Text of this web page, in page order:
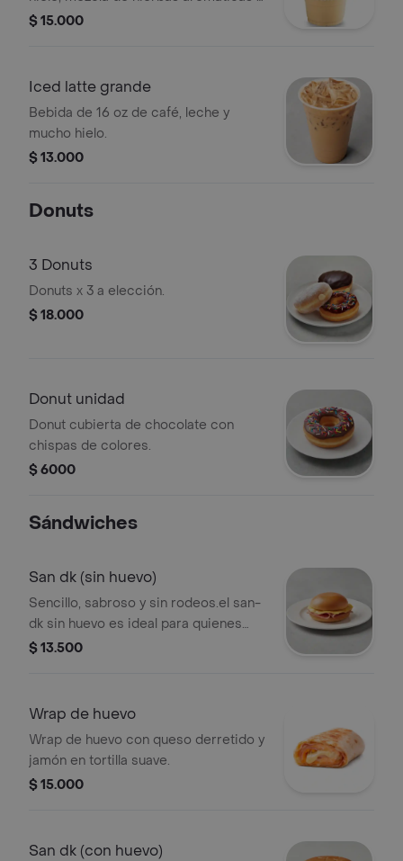
especias.
$ 15.000
Iced latte grande
Bebida de 16 oz de café, leche y
mucho hielo.
$ 13.000
Donuts
3 Donuts
Donuts x 3 a elección.
$ 18.000
Donut unidad
Donut cubierta de chocolate con
chispas de colores.
$ 6000
Sándwiches
San dk (sin huevo)
Sencillo, sabroso y sin rodeos.el san-
dk sin huevo es ideal para quienes
buscan sabor clásico y directo: pan
salsa showy.
$ 13.500
Wrap de huevo
Wrap de huevo con queso derretido y
jamón en tortilla suave.
$ 15.000
San dk (con huevo)